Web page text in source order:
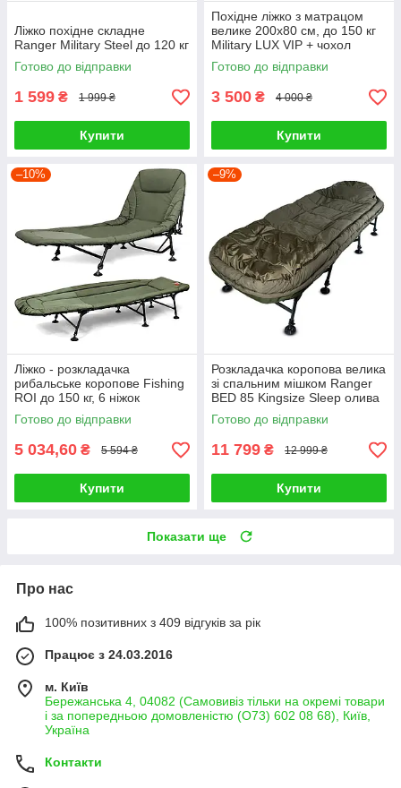
Ліжко похідне складне
Ranger Military Steel до 120 кг
Готово до відправки
1 599 ₴ 1 999 ₴
Купити
Похідне ліжко з матрацом
велике 200x80 см, до 150 кг
Military LUX VIP + чохол
Готово до відправки
3 500 ₴ 4 000 ₴
Купити
–10%
Ліжко - розкладачка
рибальське коропове Fishing
ROI до 150 кг, 6 ніжок
Готово до відправки
5 034,60 ₴ 5 594 ₴
Купити
–9%
Розкладачка коропова велика
зі спальним мішком Ranger
BED 85 Kingsize Sleep олива
Готово до відправки
11 799 ₴ 12 999 ₴
Купити
Показати ще
Про нас
100% позитивних з 409 відгуків за рік
Працює з 24.03.2016
м. Київ
Бережанська 4, 04082 (Самовивіз тільки на окремі товари
і за попередньою домовленістю (О73) 602 08 68), Київ,
Україна
Контакти